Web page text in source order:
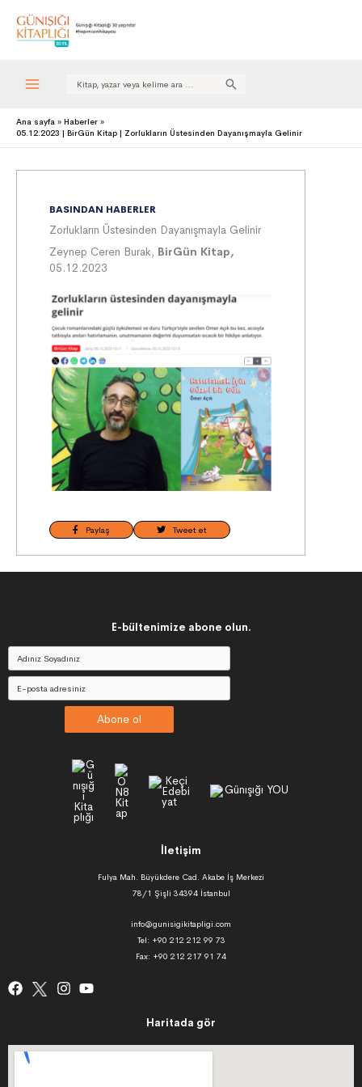
Search
Ana sayfa
Haberler
05.12.2023 | BirGün Kitap | Zorlukların Üstesinden Dayanışmayla Gelinir
BASINDAN HABERLER
Zorlukların Üstesinden Dayanışmayla Gelinir
Zeynep Ceren Burak, BirGün Kitap,
05.12.2023
Paylaş Tweet et
E-bültenimize abone olun.
Abone ol
İletişim
Fulya Mah. Büyükdere Cad. Akabe İş Merkezi
78/1 Şişli 34394 İstanbul
info@gunisigikitapligi.com
Tel: +90 212 212 99 73
Fax: +90 212 217 91 74
Haritada gör